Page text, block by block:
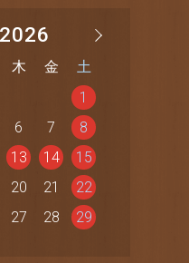
木 金
土
1
6 7
8
13 14
15
20 21
22
27 28
29